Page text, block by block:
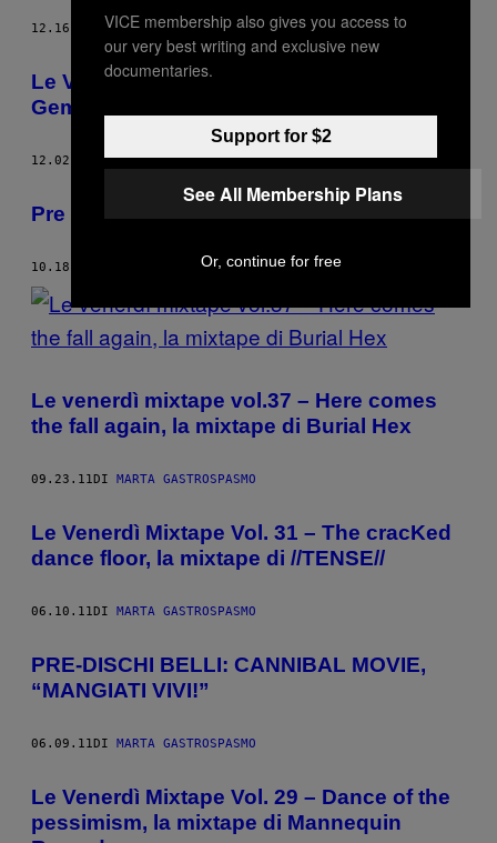
12.16.11 DIMARTA GASTROSPASMO
Le Venerdì Mixtape vol. 47 – Intl Luv
Gems, la mixtape di International Tapes
12.02.11 DIMARTA GASTROSPASMO
Pre dischi belli: Octavius, “Laws”
10.18.11 MARTA GASTROSPASMO
Le venerdì mixtape vol.37 – Here comes
the fall again, la mixtape di Burial Hex
09.23.11DI MARTA GASTROSPASMO
Le Venerdì Mixtape Vol. 31 – The cracKed
dance floor, la mixtape di //TENSE//
06.10.11DI MARTA GASTROSPASMO
PRE-DISCHI BELLI: CANNIBAL MOVIE,
“MANGIATI VIVI!”
06.09.11DI MARTA GASTROSPASMO
Le Venerdì Mixtape Vol. 29 – Dance of the
pessimism, la mixtape di Mannequin
VICE membership also gives you access to
our very best writing and exclusive new
documentaries.
Support for $2
See All Membership Plans
Or, continue for free